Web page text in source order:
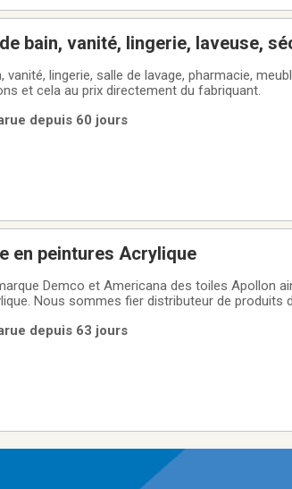
bain, vanité, lingerie, laveuse,
vanité, lingerie, salle de lavage, pharmacie,
et cela au prix directement du fabriquant.
depuis 60 jours
en peintures Acrylique
Demco et Americana des toiles Apollon
Nous sommes fier distributeur de produits
depuis 63 jours